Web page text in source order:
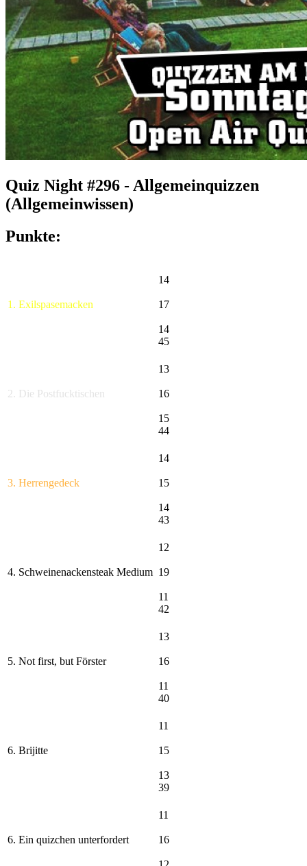
Quiz Night #296 - Allgemeinquizzen
(Allgemeinwissen)
Punkte:
1. Exilspasemacken
14
17
14
45
2. Die Postfucktischen
13
16
15
44
3. Herrengedeck
14
15
14
43
4. Schweinenackensteak Medium
12
19
11
42
5. Not first, but Förster
13
16
11
40
6. Brijitte
11
15
13
39
6. Ein quizchen unterfordert
11
16